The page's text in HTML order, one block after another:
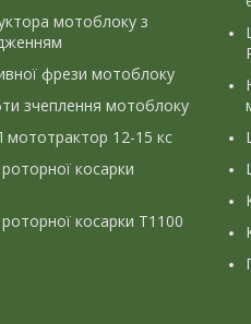
мотоблоку з
фрези мотоблоку
зчеплення мотоблоку
мототрактор 12-15 кс
косарки
косарки Т1100